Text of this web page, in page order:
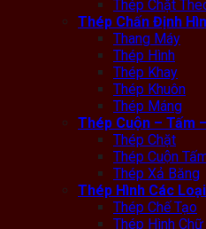
Thép Chặt
Thép Chấn Định
Thang Máy
Thép Hình
Thép Khay
Thép Khuôn
Thép Máng
Thép Cuộn – Tấm
Thép Chặt
Thép Cuộn
Thép Xả Băng
Thép Hình Các Loại
Thép Chế Tạo
Thép Hình